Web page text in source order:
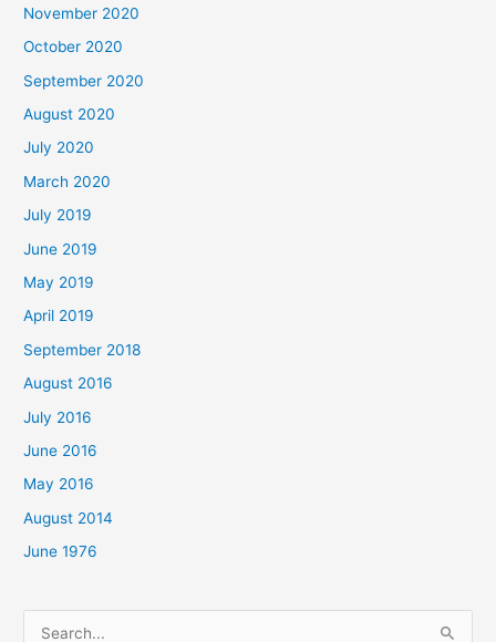
November 2020
October 2020
September 2020
August 2020
July 2020
March 2020
July 2019
June 2019
May 2019
April 2019
September 2018
August 2016
July 2016
June 2016
May 2016
August 2014
June 1976